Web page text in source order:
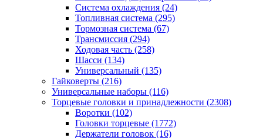
Система охлаждения (24)
Топливная система (295)
Тормозная система (67)
Трансмиссия (294)
Ходовая часть (258)
Шасси (134)
Универсальный (135)
Гайковерты (216)
Универсальные наборы (116)
Торцевые головки и принадлежности (2308)
Воротки (102)
Головки торцевые (1772)
Держатели головок (16)